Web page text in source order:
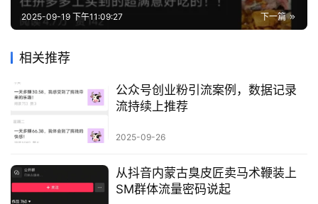
下一篇
2025-09-19 下午11:09:27
相关推荐
公众号创业粉引流案例，数据记录
流持续上推荐
2025-09-26
从抖音内蒙古臭皮匠卖马术鞭装上
SM群体流量密码说起